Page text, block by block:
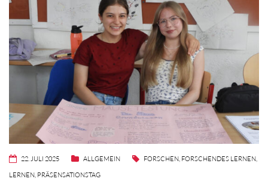
22. JULI 2025 ALLGEMEIN FORSCHEN FORSCHENDES LERNEN
LERNEN PRÄSENSATIONSTAG